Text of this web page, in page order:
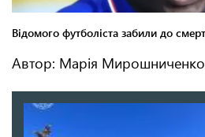
Автор: Марія Мирошниченко